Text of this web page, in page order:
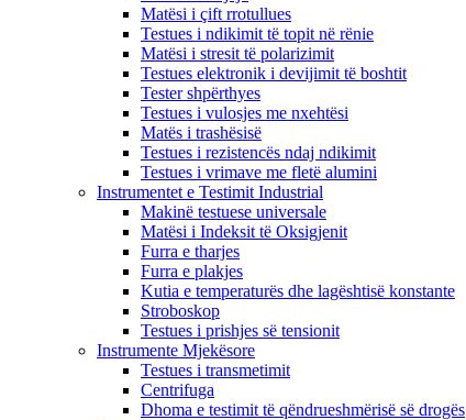
Matësi i çift rrotullues
Testues i ndikimit të topit në rënie
Matësi i stresit të polarizimit
Testues elektronik i devijimit të boshtit
Tester shpërthyes
Testues i vulosjes me nxehtësi
Matës i trashësisë
Testues i rezistencës ndaj ndikimit
Testues i vrimave me fletë alumini
Instrumentet e Testimit Industrial
Makinë testuese universale
Matësi i Indeksit të Oksigjenit
Furra e tharjes
Furra e plakjes
Kutia e temperaturës dhe lagështisë konstante
Stroboskop
Testues i prishjes së tensionit
Instrumente Mjekësore
Testues i transmetimit
Centrifuga
Dhoma e testimit të qëndrueshmërisë së drogës